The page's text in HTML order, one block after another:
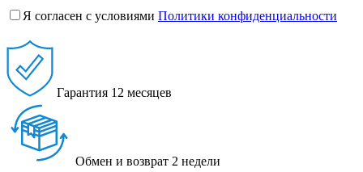
Я согласен с условиями Политики конфиденциальности
Гарантия 12 месяцев
Обмен и возврат 2 недели